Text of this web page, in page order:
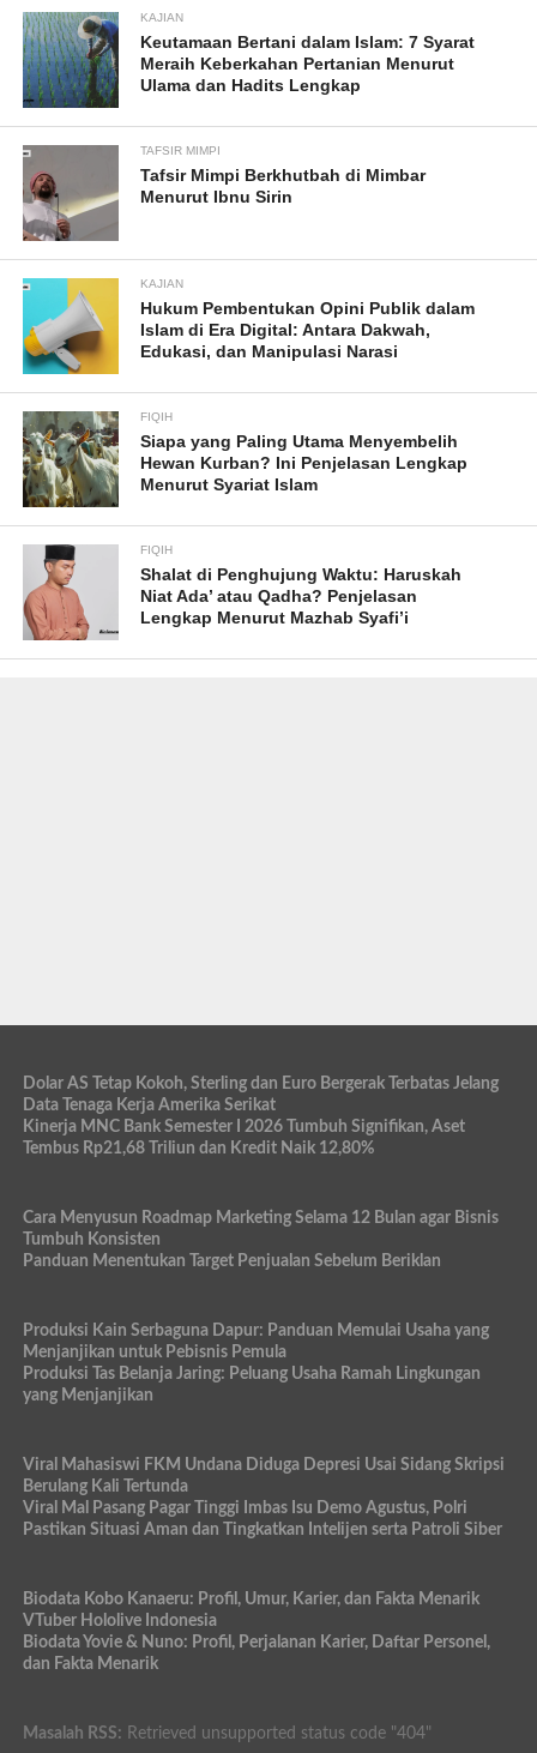
KAJIAN
Keutamaan Bertani dalam Islam: 7 Syarat
Meraih Keberkahan Pertanian Menurut
Ulama dan Hadits Lengkap
TAFSIR MIMPI
Tafsir Mimpi Berkhutbah di Mimbar
Menurut Ibnu Sirin
KAJIAN
Hukum Pembentukan Opini Publik dalam
Islam di Era Digital: Antara Dakwah,
Edukasi, dan Manipulasi Narasi
FIQIH
Siapa yang Paling Utama Menyembelih
Hewan Kurban? Ini Penjelasan Lengkap
Menurut Syariat Islam
FIQIH
Shalat di Penghujung Waktu: Haruskah
Niat Ada’ atau Qadha? Penjelasan
Lengkap Menurut Mazhab Syafi’i
Dolar AS Tetap Kokoh, Sterling dan Euro Bergerak Terbatas Jelang
Data Tenaga Kerja Amerika Serikat
Kinerja MNC Bank Semester I 2026 Tumbuh Signifikan, Aset
Tembus Rp21,68 Triliun dan Kredit Naik 12,80%
Cara Menyusun Roadmap Marketing Selama 12 Bulan agar Bisnis
Tumbuh Konsisten
Panduan Menentukan Target Penjualan Sebelum Beriklan
Produksi Kain Serbaguna Dapur: Panduan Memulai Usaha yang
Menjanjikan untuk Pebisnis Pemula
Produksi Tas Belanja Jaring: Peluang Usaha Ramah Lingkungan
yang Menjanjikan
Viral Mahasiswi FKM Undana Diduga Depresi Usai Sidang Skripsi
Berulang Kali Tertunda
Viral Mal Pasang Pagar Tinggi Imbas Isu Demo Agustus, Polri
Pastikan Situasi Aman dan Tingkatkan Intelijen serta Patroli Siber
Biodata Kobo Kanaeru: Profil, Umur, Karier, dan Fakta Menarik
VTuber Hololive Indonesia
Biodata Yovie & Nuno: Profil, Perjalanan Karier, Daftar Personel,
dan Fakta Menarik
Masalah RSS: Retrieved unsupported status code "404"